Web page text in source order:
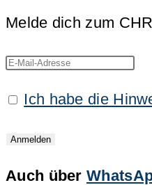
Melde dich zum
Ich habe die
Auch über